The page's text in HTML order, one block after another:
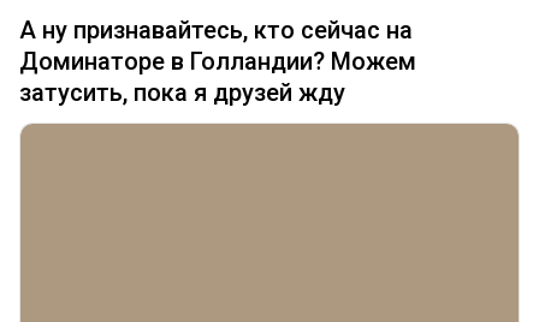
А ну признавайтесь, кто сейчас на
Доминаторе в Голландии? Можем
затусить, пока я друзей жду